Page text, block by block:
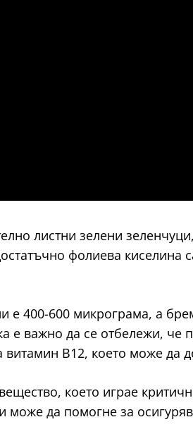
листни зелени
фолиева киселина
400-600 микрограма, а
е важно да се отбележи, че
В12, което може да
което играе
може да помогне за